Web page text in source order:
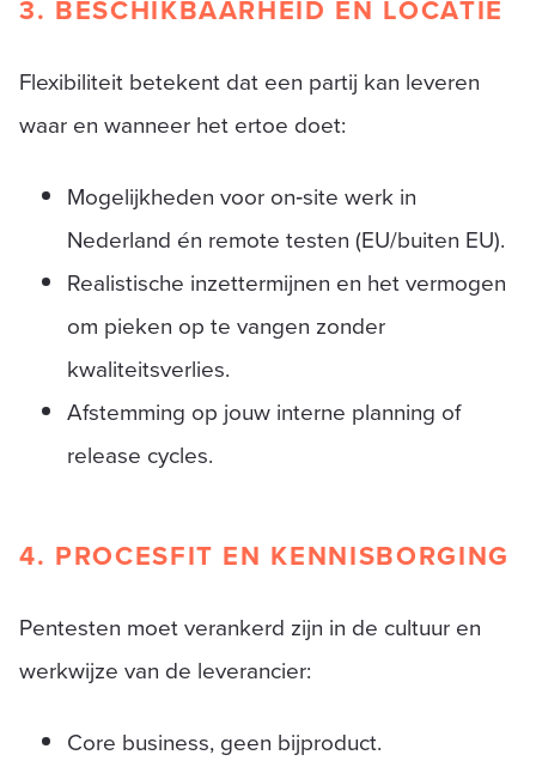
3. BESCHIKBAARHEID EN LOCATIE
Flexibiliteit betekent dat een partij kan leveren
waar en wanneer het ertoe doet:
Mogelijkheden voor on‑site werk in
Nederland én remote testen (EU/buiten EU).
Realistische inzettermijnen en het vermogen
om pieken op te vangen zonder
kwaliteitsverlies.
Afstemming op jouw interne planning of
release cycles.
4. PROCESFIT EN KENNISBORGING
Pentesten moet verankerd zijn in de cultuur en
werkwijze van de leverancier:
Core business, geen bijproduct.